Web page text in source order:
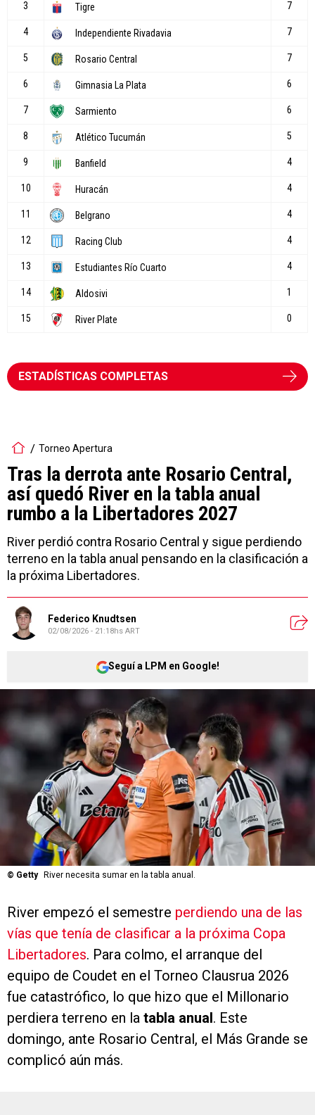
ESTADÍSTICAS COMPLETAS
Torneo Apertura
Tras la derrota ante Rosario Central,
así quedó River en la tabla anual
rumbo a la Libertadores 2027
River perdió contra Rosario Central y sigue perdiendo
terreno en la tabla anual pensando en la clasificación a
la próxima Libertadores.
Federico Knudtsen
02/08/2026 - 21:18hs ART
Seguí a LPM en Google!
© Getty River necesita sumar en la tabla anual.
River empezó el semestre perdiendo una de las
vías que tenía de clasificar a la próxima Copa
Libertadores. Para colmo, el arranque del
equipo de Coudet en el Torneo Clausrua 2026
fue catastrófico, lo que hizo que el Millonario
perdiera terreno en la tabla anual. Este
domingo, ante Rosario Central, el Más Grande se
complicó aún más.